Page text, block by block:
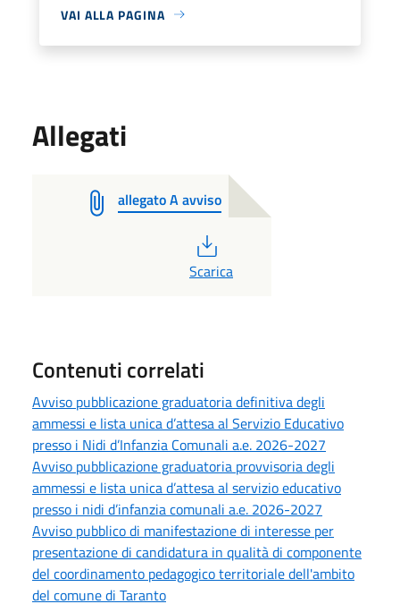
VAI ALLA PAGINA
Allegati
allegato A avviso
Scarica
Contenuti correlati
Avviso pubblicazione graduatoria definitiva degli
ammessi e lista unica d’attesa al Servizio Educativo
presso i Nidi d’Infanzia Comunali a.e. 2026-2027
Avviso pubblicazione graduatoria provvisoria degli
ammessi e lista unica d’attesa al servizio educativo
presso i nidi d’infanzia comunali a.e. 2026-2027
Avviso pubblico di manifestazione di interesse per
presentazione di candidatura in qualità di componente
del coordinamento pedagogico territoriale dell'ambito
del comune di Taranto